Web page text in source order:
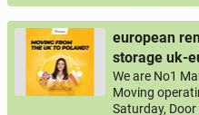
european
storage uk-
We are No1
Moving
Saturday, Door